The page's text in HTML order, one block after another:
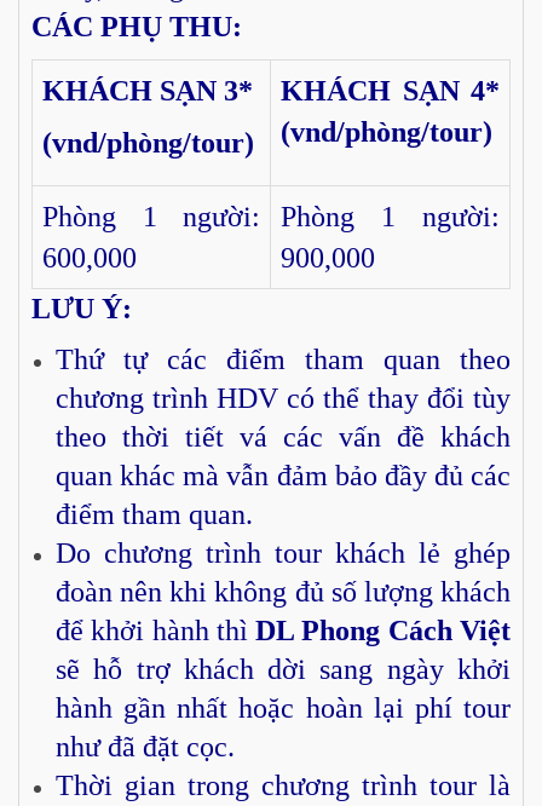
CÁC PHỤ THU:
KHÁCH SẠN 3*
(vnd/phòng/tour)
KHÁCH SẠN 4*
(vnd/phòng/tour)
Phòng 1 người:
600,000
Phòng 1 người:
900,000
LƯU Ý:
Thứ tự các điểm tham quan theo
chương trình HDV có thể thay đổi tùy
theo thời tiết vá các vấn đề khách
quan khác mà vẫn đảm bảo đầy đủ các
điểm tham quan.
Do chương trình tour khách lẻ ghép
đoàn nên khi không đủ số lượng khách
để khởi hành thìDL Phong Cách Việt
sẽ hỗ trợ khách dời sang ngày khởi
hành gần nhất hoặc hoàn lại phí tour
như đã đặt cọc.
Thời gian trong chương trình tour là